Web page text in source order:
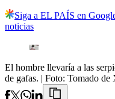
Siga a EL PAÍS en
noticias
El hombre llevaría a las
de gafas. | Foto: Tomado